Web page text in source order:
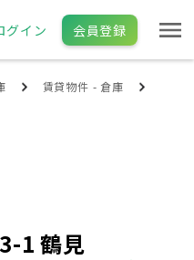
グイン 会員登録
賃貸物件 - 倉庫
1 鶴見